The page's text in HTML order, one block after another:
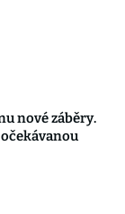
nové záběry.